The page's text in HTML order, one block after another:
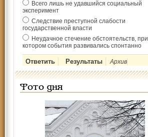
Всего лишь не удавшийся социальный
эксперимент
Следствие преступной слабости
государственной власти
Неудачное стечение обстоятельств, при
котором события развивались спонтанно
Архив
Фото дня